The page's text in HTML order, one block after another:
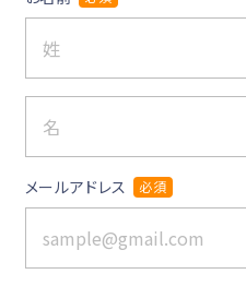
メールアドレス 必須